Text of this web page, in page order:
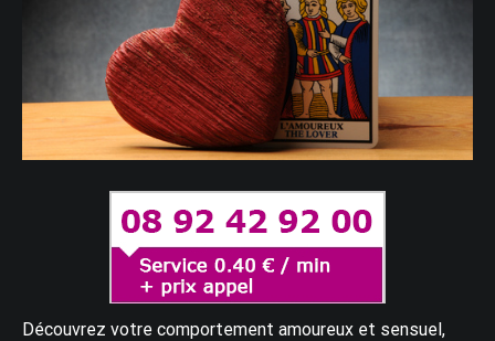
Découvrez votre comportement amoureux et sensuel,